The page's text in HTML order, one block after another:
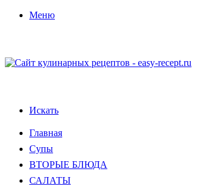
Меню
Искать
Главная
Супы
ВТОРЫЕ БЛЮДА
САЛАТЫ